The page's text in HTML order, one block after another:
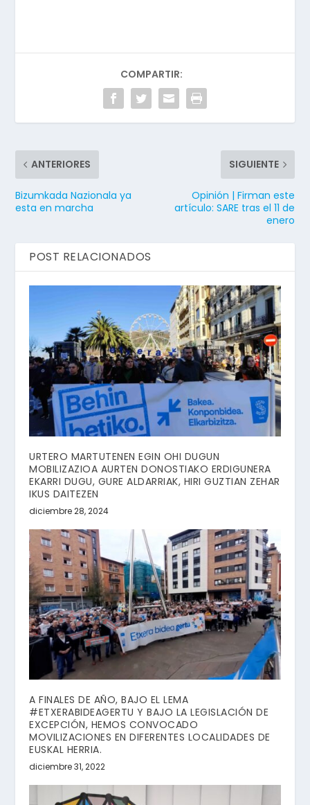
COMPARTIR:
ANTERIORES
Bizumkada Nazionala ya
esta en marcha
SIGUIENTE
Opinión | Firman este
artículo: SARE tras el 11 de
enero
POST RELACIONADOS
URTERO MARTUTENEN EGIN OHI DUGUN
MOBILIZAZIOA AURTEN DONOSTIAKO ERDIGUNERA
EKARRI DUGU, GURE ALDARRIAK, HIRI GUZTIAN ZEHAR
IKUS DAITEZEN
diciembre 28, 2024
A FINALES DE AÑO, BAJO EL LEMA
#ETXERABIDEAGERTU Y BAJO LA LEGISLACIÓN DE
EXCEPCIÓN, HEMOS CONVOCADO
MOVILIZACIONES EN DIFERENTES LOCALIDADES DE
EUSKAL HERRIA.
diciembre 31, 2022